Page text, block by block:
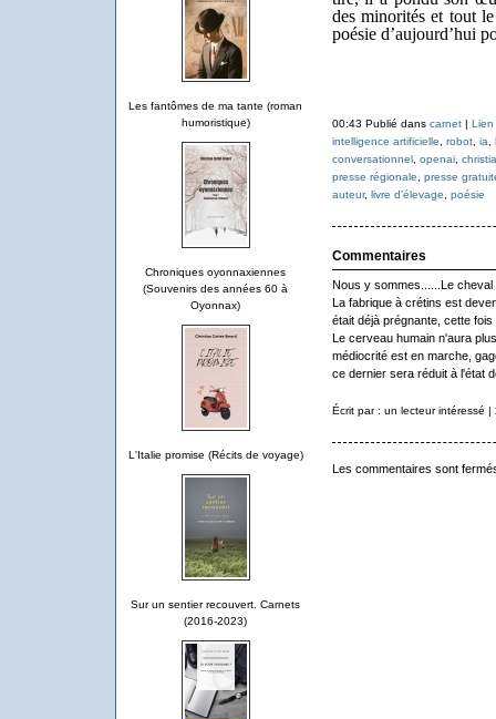
Les fantômes de ma tante (roman
humoristique)
Chroniques oyonnaxiennes
(Souvenirs des années 60 à
Oyonnax)
L'Italie promise (Récits de voyage)
Sur un sentier recouvert. Carnets
(2016-2023)
des minorités et tout
poésie d’aujourd’hui
00:43 Publié dans carnet| Lien
intelligence artificielle
robot, ia
conversationnel, openai,
presse régionale
presse
auteur, livre d'élevage poésie
Commentaires
Nous y sommes......Le
La fabrique à crétins est
était déjà prégnante, cette
Le cerveau humain n'aura
médiocrité est en marche,
ce dernier sera réduit à l'état
Écrit par : un lecteur intéressé |
Les commentaires sont